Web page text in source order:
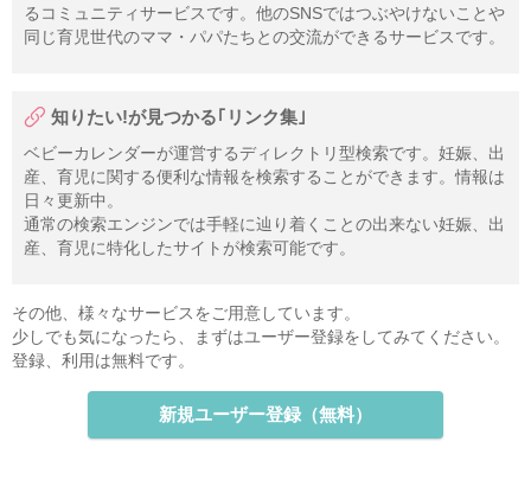
るコミュニティサービスです。他のSNSではつぶやけないことや
同じ育児世代のママ・パパたちとの交流ができるサービスです。
知りたい!が見つかる｢リンク集｣
ベビーカレンダーが運営するディレクトリ型検索です。妊娠、出
産、育児に関する便利な情報を検索することができます。情報は
日々更新中。
通常の検索エンジンでは手軽に辿り着くことの出来ない妊娠、出
産、育児に特化したサイトが検索可能です。
その他、様々なサービスをご用意しています。
少しでも気になったら、まずはユーザー登録をしてみてください。
登録、利用は無料です。
新規ユーザー登録（無料）